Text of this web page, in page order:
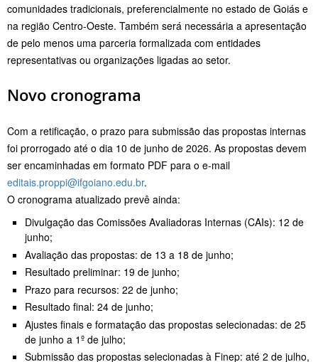
comunidades tradicionais, preferencialmente no estado de Goiás e
na região Centro-Oeste. Também será necessária a apresentação
de pelo menos uma parceria formalizada com entidades
representativas ou organizações ligadas ao setor.
Novo cronograma
Com a retificação, o prazo para submissão das propostas internas
foi prorrogado até o dia 10 de junho de 2026. As propostas devem
ser encaminhadas em formato PDF para o e-mail
editais.proppi@ifgoiano.edu.br.
O cronograma atualizado prevê ainda:
Divulgação das Comissões Avaliadoras Internas (CAIs): 12 de
junho;
Avaliação das propostas: de 13 a 18 de junho;
Resultado preliminar: 19 de junho;
Prazo para recursos: 22 de junho;
Resultado final: 24 de junho;
Ajustes finais e formatação das propostas selecionadas: de 25
de junho a 1º de julho;
Submissão das propostas selecionadas à Finep: até 2 de julho,